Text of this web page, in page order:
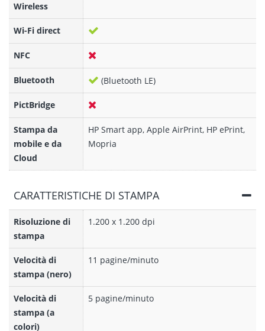
Wireless
Wi-Fi direct
NFC
Bluetooth (Bluetooth LE)
PictBridge
Stampa da
mobile e da
Cloud
HP Smart app, Apple AirPrint, HP ePrint,
Mopria
CARATTERISTICHE DI STAMPA
Risoluzione di
stampa
1.200 x 1.200 dpi
Velocità di
stampa (nero)
11 pagine/minuto
Velocità di
stampa (a
colori)
5 pagine/minuto